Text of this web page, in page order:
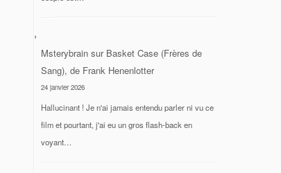
Msterybrain sur Basket Case (Frères de
Sang), de Frank Henenlotter
24 janvier 2026
Hallucinant ! Je n'ai jamais entendu parler ni vu ce
film et pourtant, j'ai eu un gros flash-back en
voyant…